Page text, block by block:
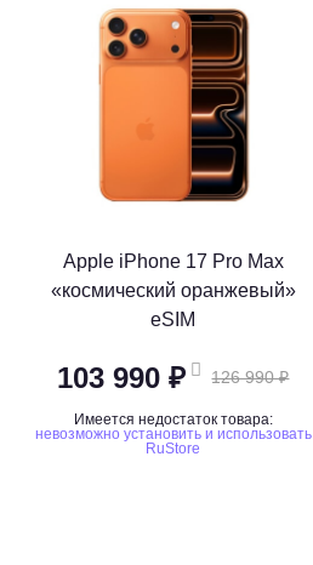
Apple iPhone 17 Pro Max
«космический оранжевый»
eSIM
103 990 ₽ 126 990 ₽
Имеется недостаток товара:
невозможно установить и использовать
RuStore